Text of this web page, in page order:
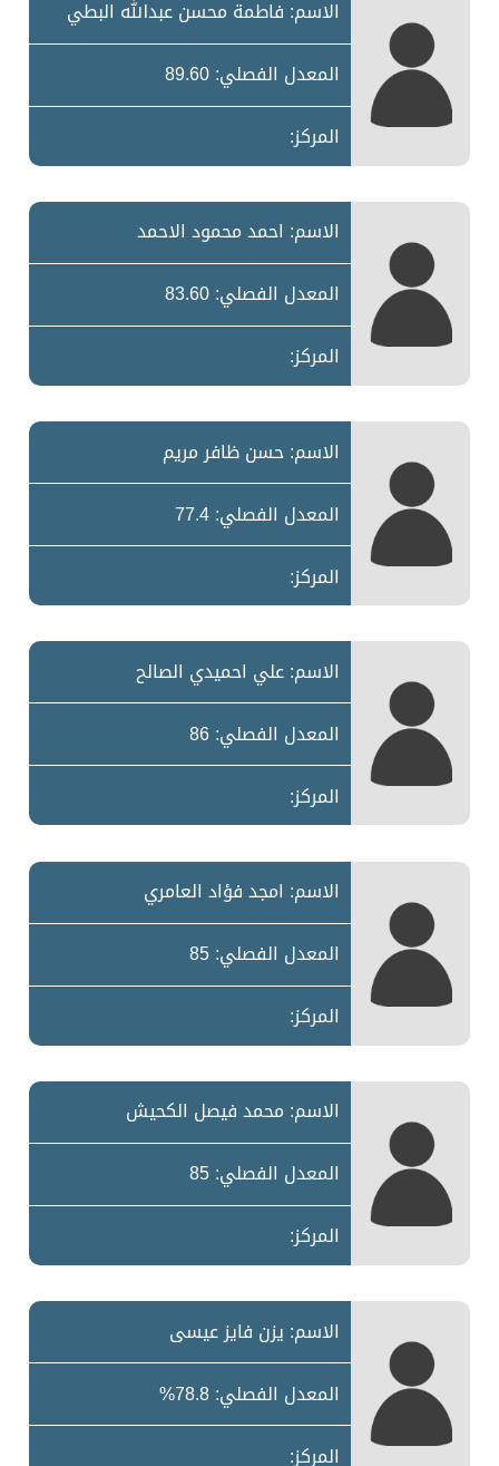
الاسم: فاطمة محسن عبدالله البطي
المعدل الفصلي: 89.60
المركز:
الاسم: احمد محمود الاحمد
المعدل الفصلي: 83.60
المركز:
الاسم: حسن ظافر مريم
المعدل الفصلي: 77.4
المركز:
الاسم: علي احميدي الصالح
المعدل الفصلي: 86
المركز:
الاسم: امجد فؤاد العامري
المعدل الفصلي: 85
المركز:
الاسم: محمد فيصل الكحيش
المعدل الفصلي: 85
المركز:
الاسم: يزن فايز عيسى
المعدل الفصلي: 78.8%
المركز: